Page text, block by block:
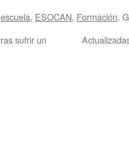
escuela, ESOCAN, Formación.
sufrir un